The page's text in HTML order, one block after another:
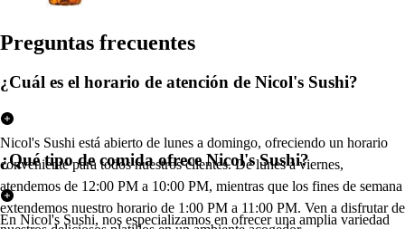
Preguntas frecuentes
¿Cuál es el horario de atención de Nicol's Sushi?
Nicol's Sushi está abierto de lunes a domingo, ofreciendo un horario
conveniente para todos nuestros clientes. De lunes a viernes,
atendemos de 12:00 PM a 10:00 PM, mientras que los fines de semana
extendemos nuestro horario de 1:00 PM a 11:00 PM. Ven a disfrutar de
¿Qué tipo de comida ofrece Nicol's Sushi?
En Nicol's Sushi, nos especializamos en ofrecer una amplia variedad